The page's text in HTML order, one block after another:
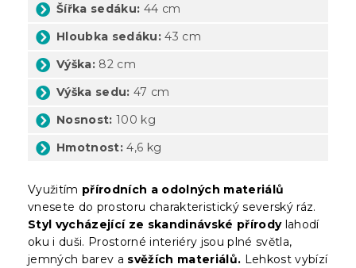
Šířka sedáku: 44 cm
Hloubka sedáku: 43 cm
Výška: 82 cm
Výška sedu: 47 cm
Nosnost: 100 kg
Hmotnost: 4,6 kg
Využitím přírodních a odolných materiálů
vnesete do prostoru charakteristický severský ráz.
Styl vycházející ze skandinávské přírody lahodí
oku i duši. Prostorné interiéry jsou plné světla,
jemných barev a svěžích materiálů. Lehkost vybízí